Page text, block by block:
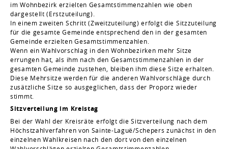
im Wohnbezirk erzielten Gesamtstimmenzahlen wie oben
dargestellt (Erstzuteilung).
In einem zweiten Schritt (Zweitzuteilung) erfolgt die Sitzzuteilung
für die gesamte Gemeinde entsprechend den in der gesamten
Gemeinde erzielten Gesamtstimmenzahlen.
Wenn ein Wahlvorschlag in den Wohnbezirken mehr Sitze
errungen hat, als ihm nach den Gesamtstimmenzahlen in der
gesamten Gemeinde zustehen, bleiben ihm diese Sitze erhalten.
Diese Mehrsitze werden für die anderen Wahlvorschläge durch
zusätzliche Sitze so ausgeglichen, dass der Proporz wieder
stimmt.
Sitzverteilung im Kreistag
Bei der Wahl der Kreisräte erfolgt die Sitzverteilung nach dem
Höchstzahlverfahren von Sainte-Laguë/Schepers zunächst in den
einzelnen Wahlkreisen nach den dort von den einzelnen